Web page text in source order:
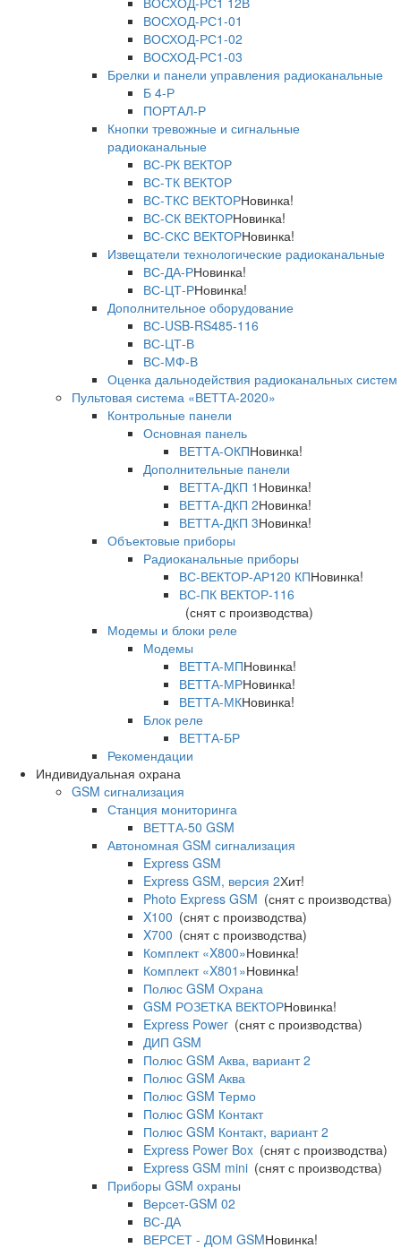
ВОСХОД-РС1-01
ВОСХОД-РС1-02
ВОСХОД-РС1-03
Брелки и панели управления радиоканальные
Б 4-Р
ПОРТАЛ-Р
Кнопки тревожные и сигнальные
радиоканальные
ВС-РК ВЕКТОР
ВС-ТК ВЕКТОР
ВС-ТКС ВЕКТОРНовинка!
ВС-СК ВЕКТОРНовинка!
ВС-СКС ВЕКТОРНовинка!
Извещатели технологические радиоканальные
ВС-ДА-РНовинка!
ВС-ЦТ-РНовинка!
Дополнительное оборудование
ВС-USB-RS485-116
ВС-ЦТ-В
ВС-МФ-В
Оценка дальнодействия радиоканальных систем
Пультовая система «ВЕТТА-2020»
Контрольные панели
Основная панель
ВЕТТА-ОКПНовинка!
Дополнительные панели
ВЕТТА-ДКП 1 Новинка!
ВЕТТА-ДКП 2Новинка!
ВЕТТА-ДКП 3Новинка!
Объектовые приборы
Радиоканальные приборы
ВС-ВЕКТОР-АР120 КПНовинка!
ВС-ПК ВЕКТОР-116
(снят с производства)
Модемы и блоки реле
Модемы
ВЕТТА-МПНовинка!
ВЕТТА-МРНовинка!
ВЕТТА-МКНовинка!
Блок реле
ВЕТТА-БР
Рекомендации
Индивидуальная охрана
GSM сигнализация
Станция мониторинга
ВЕТТА-50 GSM
Автономная GSM сигнализация
Express GSM
Express GSM, версия 2Хит!
Photo Express GSM (снят с производства)
X100 (снят с производства)
X700 (снят с производства)
Комплект «X800»Новинка!
Комплект «X801»Новинка!
Полюс GSM Охрана
GSM РОЗЕТКА ВЕКТОРНовинка!
Express Power (снят с производства)
ДИП GSM
Полюс GSM Аква, вариант 2
Полюс GSM Аква
Полюс GSM Термо
Полюс GSM Контакт
Полюс GSM Контакт, вариант 2
Express Power Box (снят с производства)
Express GSM mini (снят с производства)
Приборы GSM охраны
Версет-GSM 02
ВС-ДА
ВЕРСЕТ - ДОМ GSMНовинка!